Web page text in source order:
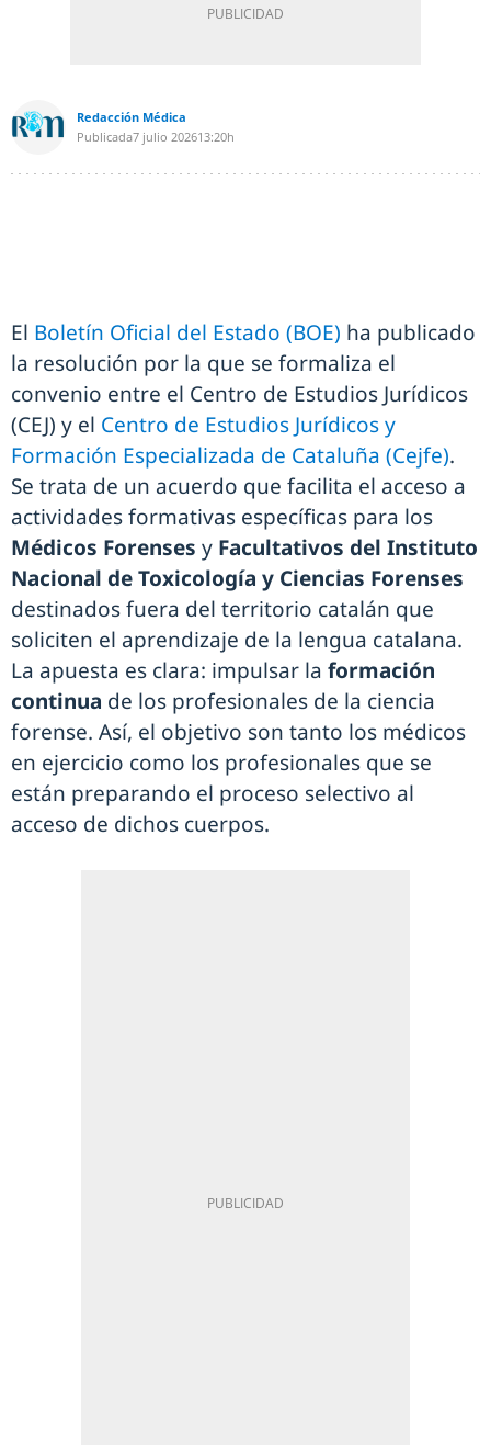
Redacción Médica
Publicada7 julio 202613:20h
El Boletín Oficial del Estado (BOE) ha publicado
la resolución por la que se formaliza el
convenio entre el Centro de Estudios Jurídicos
(CEJ) y el Centro de Estudios Jurídicos y
Formación Especializada de Cataluña (Cejfe).
Se trata de un acuerdo que facilita el acceso a
actividades formativas específicas para los
Médicos Forenses y Facultativos del Instituto
Nacional de Toxicología y Ciencias Forenses
destinados fuera del territorio catalán que
soliciten el aprendizaje de la lengua catalana.
La apuesta es clara: impulsar la formación
continua de los profesionales de la ciencia
forense. Así, el objetivo son tanto los médicos
en ejercicio como los profesionales que se
están preparando el proceso selectivo al
acceso de dichos cuerpos.